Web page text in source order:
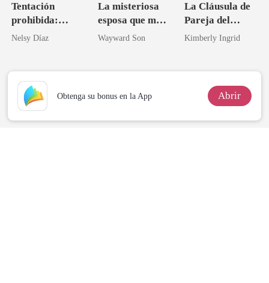
Tentación
prohibida:
Sometida por el
Nelsy Díaz
La misteriosa
esposa que me
robó el corazón
Wayward Son
La Cláusula de
Pareja del
Profesor
Kimberly Ingrid
Obtenga su bonus en la App Abrir